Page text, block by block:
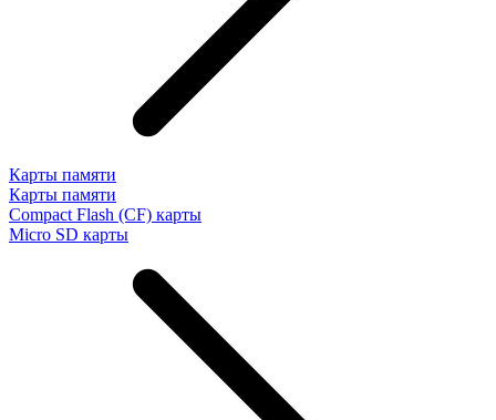
Карты памяти
Карты памяти
Compact Flash (CF) карты
Micro SD карты